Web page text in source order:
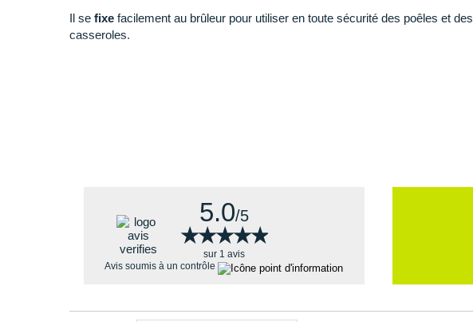
Il se fixe facilement au brûleur pour utiliser en toute sécurité des poêles et des
casseroles.
5.0/5
★★★★★
★★★★★
sur 1 avis
Avis soumis à un contrôle